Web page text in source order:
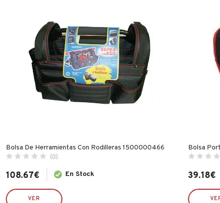
Bolsa De Herramientas Con Rodilleras 1500000466
(0)
108.67€ En Stock
VER
Bolsa
39.18€